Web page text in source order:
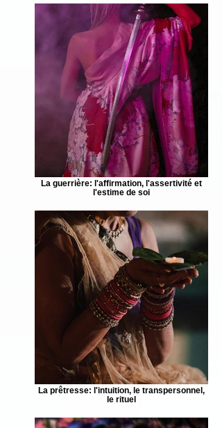
La guerrière: l'affirmation, l'assertivité et
l'estime de soi
La prêtresse: l'intuition, le transpersonnel,
le rituel